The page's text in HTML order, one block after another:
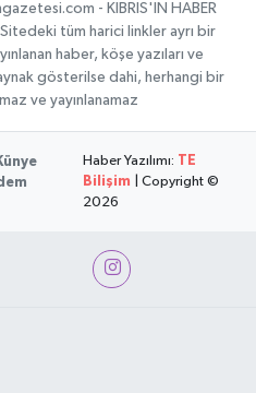
- KIBRIS'IN HABER
tüm harici linkler ayrı bir
haber, köşe yazıları ve
gösterilse dahi, herhangi bir
ve yayınlanamaz
Haber Yazılımı: TE
Bilişim | Copyright ©
2026